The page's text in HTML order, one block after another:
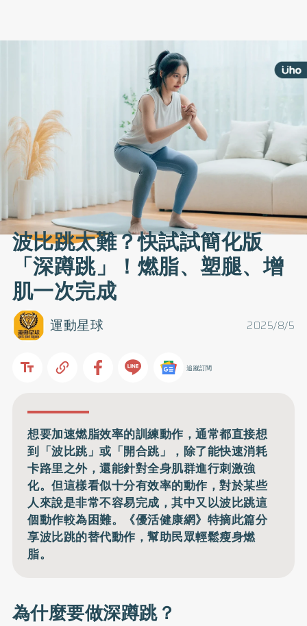
波比跳太難？快試試簡化版
「深蹲跳」！燃脂、塑腿、增
肌一次完成
2025/8/5
運動星球
追蹤訂閱
想要加速燃脂效率的訓練動作，通常都直接想
到「波比跳」或「開合跳」，除了能快速消耗
卡路里之外，還能針對全身肌群進行刺激強
化。但這樣看似十分有效率的動作，對於某些
人來說是非常不容易完成，其中又以波比跳這
個動作較為困難。《優活健康網》特摘此篇分
享波比跳的替代動作，幫助民眾輕鬆瘦身燃
脂。
為什麼要做深蹲跳？